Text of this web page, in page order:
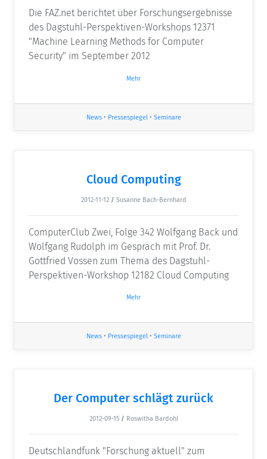
Die FAZ.net berichtet über Forschungsergebnisse
des Dagstuhl-Perspektiven-Workshops 12371
"Machine Learning Methods for Computer
Security" im September 2012
Mehr
News• Pressespiegel• Seminare
Cloud Computing
2012-11-12 / Susanne Bach-Bernhard
ComputerClub Zwei, Folge 342 Wolfgang Back und
Wolfgang Rudolph im Gespräch mit Prof. Dr.
Gottfried Vossen zum Thema des Dagstuhl-
Perspektiven-Workshop 12182 Cloud Computing
Mehr
News• Pressespiegel• Seminare
Der Computer schlägt zurück
2012-09-15 / Roswitha Bardohl
Deutschlandfunk "Forschung aktuell" zum